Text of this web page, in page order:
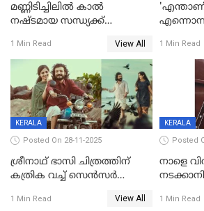
മണ്ണിടിച്ചിലിൽ കാല്‍
നഷ്ടമായ സന്ധ്യക്ക്
വീഡിയോകോൾ;
കൃത്രിമക്കാല്‍ നല്‍കാമെന്ന്
താരം, വീട്
നിര്‍മിക്കുന്നതിനുള്ള
ഇടപെടലും നടത്തും
1 Min Read View All 1 Min Read
KERALA
Posted On 28-11-2025
ശ്രീനാഥ് ഭാസി ചിത്രത്തിന്
കത്രിക വച്ച് സെൻസർ
മാറ്റണം';പൊങ്കാല റിലീസ് മാറ്റി
1 Min Read View All
KERALA
Posted
നാളെ
1 Min Read